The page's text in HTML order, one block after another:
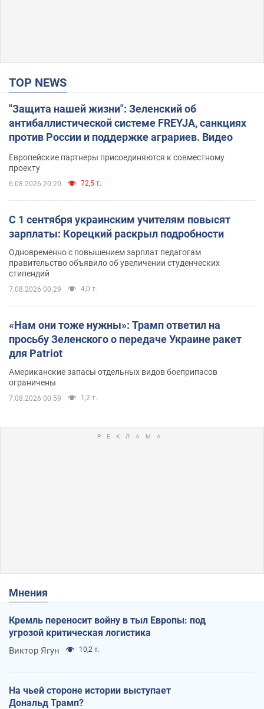
TOP NEWS
"Защита нашей жизни": Зеленский об
антибаллистической системе FREYJA, санкциях
против России и поддержке аграриев. Видео
Европейские партнеры присоединяются к совместному
проекту
6.08.2026 20:20 72,5 т.
С 1 сентября украинским учителям повысят
зарплаты: Корецкий раскрыл подробности
Одновременно с повышением зарплат педагогам
правительство объявило об увеличении студенческих
стипендий
7.08.2026 00:29 4,0 т.
«Нам они тоже нужны»: Трамп ответил на
просьбу Зеленского о передаче Украине ракет
для Patriot
Американские запасы отдельных видов боеприпасов
ограничены
7.08.2026 00:59 1,2 т.
Мнения
Кремль переносит войну в тыл Европы: под
угрозой критическая логистика
Виктор Ягун 10,2 т.
На чьей стороне истории выступает
Дональд Трамп?